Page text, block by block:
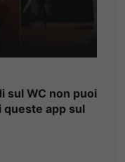
sul WC non puoi
queste app sul